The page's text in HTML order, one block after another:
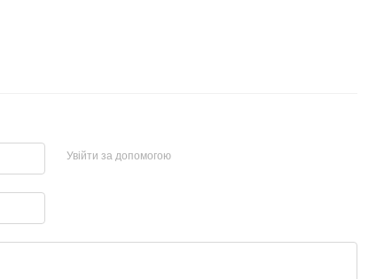
Увійти за допомогою